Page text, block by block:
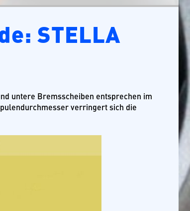
STELLA
untere Bremsscheiben entsprechen im
verringert sich die